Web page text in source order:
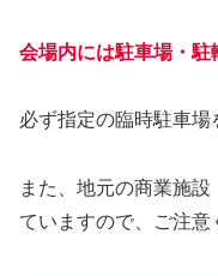
会場内には駐車場・駐
必ず指定の臨時駐車場
また、地元の商業施
ていますので、ご注意